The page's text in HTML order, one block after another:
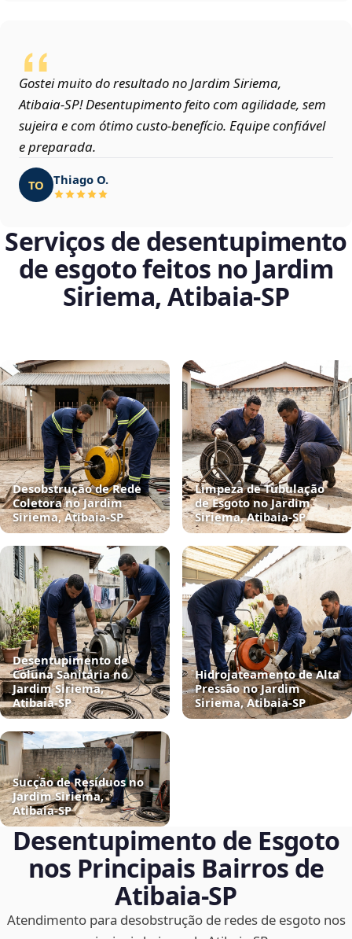
Gostei muito do resultado no Jardim Siriema,
Atibaia‑SP! Desentupimento feito com agilidade, sem
sujeira e com ótimo custo-benefício. Equipe confiável
e preparada.
TO Thiago O.
Serviços de desentupimento
de esgoto feitos no Jardim
Siriema, Atibaia‑SP
Desobstrução de Rede
Coletora no Jardim
Siriema, Atibaia‑SP
Limpeza de Tubulação
de Esgoto no Jardim
Siriema, Atibaia‑SP
Desentupimento de
Coluna Sanitária no
Jardim Siriema,
Atibaia‑SP
Hidrojateamento de Alta
Pressão no Jardim
Siriema, Atibaia‑SP
Sucção de Resíduos no
Jardim Siriema,
Atibaia‑SP
Desentupimento de Esgoto
nos Principais Bairros de
Atibaia‑SP
Atendimento para desobstrução de redes de esgoto nos